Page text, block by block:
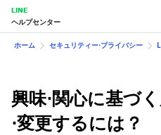
LINE
ヘルプセンター
ホーム セキュリティー⋅プライバシー
興味⋅関心に​基づ
⋅変更するには？​